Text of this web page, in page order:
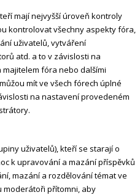
mají nejvyšší úroveň kontroly
kontrolovat všechny aspekty fóra,
uživatelů, vytváření
atd. a to v závislosti na
fóra nebo dalšími
mít ve všech fórech úplné
na nastavení provedeném
uživatelů), kteří se starají o
k upravování a mazání příspěvků
mazání a rozdělování témat ve
moderátoři přítomni, aby